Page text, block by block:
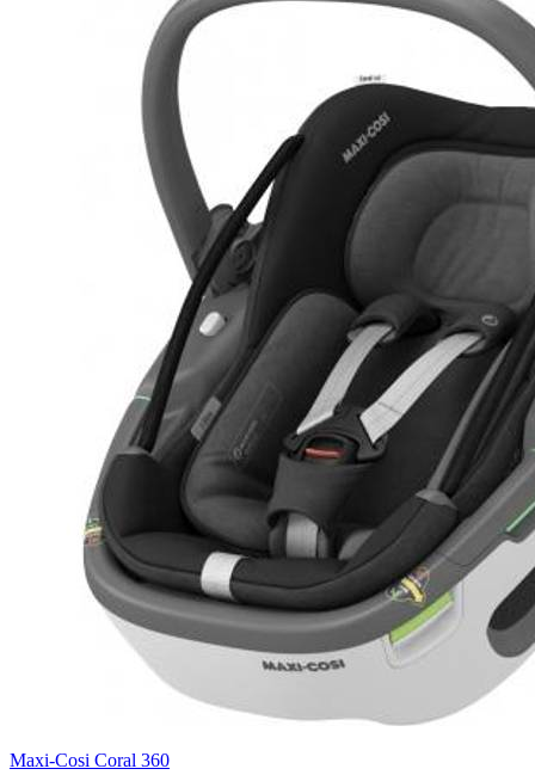
Maxi-Cosi Coral 360